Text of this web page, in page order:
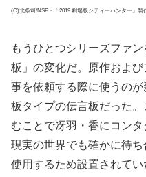
(C)北条司/NSP・「2019 劇場版シティーハンター」製
もうひとつシリーズファ
板」の変化だ。原作およ
事を依頼する際に使うの
板タイプの伝言板だった
むことで冴羽・香にコンタ
現実の世界でも確かに待
使用するため設置されて